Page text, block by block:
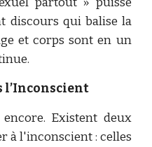
discours qui balise la
et corps sont en un
l’Inconscient
Existent deux
à l'inconscient : celles